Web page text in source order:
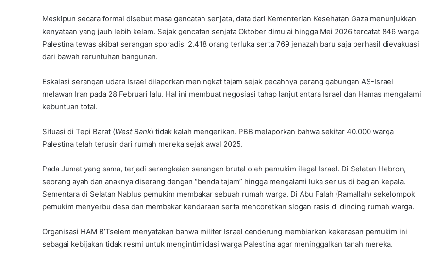
Meskipun secara formal disebut masa gencatan senjata, data dari Kementerian Kesehatan Gaza menunjukkan
kenyataan yang jauh lebih kelam. Sejak gencatan senjata Oktober dimulai hingga Mei 2026 tercatat 846 warga
Palestina tewas akibat serangan sporadis, 2.418 orang terluka serta 769 jenazah baru saja berhasil dievakuasi
dari bawah reruntuhan bangunan.
Eskalasi serangan udara Israel dilaporkan meningkat tajam sejak pecahnya perang gabungan AS-Israel
melawan Iran pada 28 Februari lalu. Hal ini membuat negosiasi tahap lanjut antara Israel dan Hamas mengalami
kebuntuan total.
Situasi di Tepi Barat (West Bank) tidak kalah mengerikan. PBB melaporkan bahwa sekitar 40.000 warga
Palestina telah terusir dari rumah mereka sejak awal 2025.
Pada Jumat yang sama, terjadi serangkaian serangan brutal oleh pemukim ilegal Israel. Di Selatan Hebron,
seorang ayah dan anaknya diserang dengan “benda tajam” hingga mengalami luka serius di bagian kepala.
Sementara di Selatan Nablus pemukim membakar sebuah rumah warga. Di Abu Falah (Ramallah) sekelompok
pemukim menyerbu desa dan membakar kendaraan serta mencoretkan slogan rasis di dinding rumah warga.
Organisasi HAM B’Tselem menyatakan bahwa militer Israel cenderung membiarkan kekerasan pemukim ini
sebagai kebijakan tidak resmi untuk mengintimidasi warga Palestina agar meninggalkan tanah mereka.